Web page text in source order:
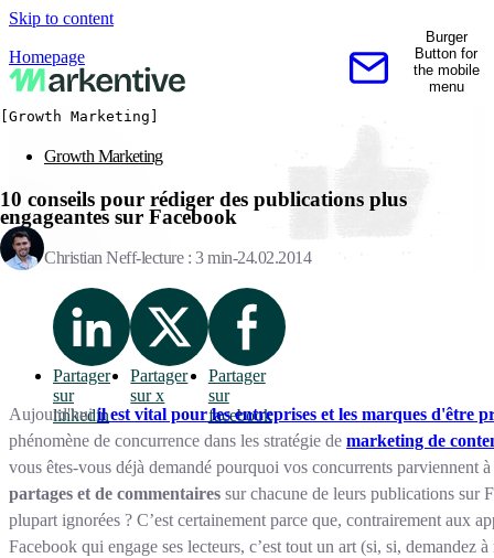
Skip to content
Homepage
Contactez-nous
Burger
Button for
the mobile
menu
[Growth Marketing]
Growth Marketing
10 conseils pour rédiger des publications plus
engageantes sur Facebook
Christian Neff lecture : 3 min 24.02.2014
Partager
sur
linkedin
Partager
sur x
Partager
sur
facebook
Aujourd'huiil est vital pour les entreprises et les marques d'être
phénomène de concurrence dans les stratégie de marketing de
vous êtes-vous déjà demandé pourquoi vos concurrents parviennent à
partages et de commentaires sur chacune de leurs publications sur
plupart ignorées ? C’est certainement parce que, contrairement aux
Facebook qui engage ses lecteurs, c’est tout un art (si, si, demandez